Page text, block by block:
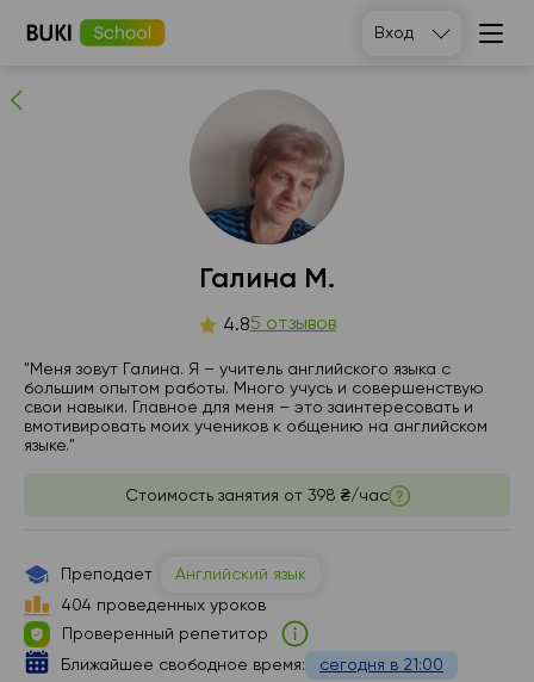
Вход
Галина М. людей рекомендуют
Галина М.
4.85 отзывов
"Меня зовут Галина. Я – учитель английского языка с
большим опытом работы. Много учусь и совершенствую
свои навыки. Главное для меня – это заинтересовать и
вмотивировать моих учеников к общению на английском
языке."
Стоимость занятия от 398 ₴/час
Преподает
Английский язык
404 проведенных уроков
Проверенный репетитор
Ближайшее свободное время:
сегодня в 21:00
пт
сб
21:00
Нет
свободных
Нет
свободных
Нет
свободных